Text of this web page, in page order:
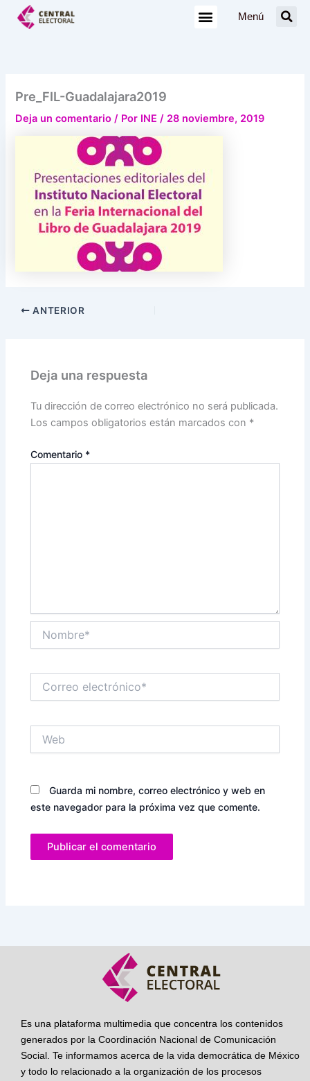
Menú
Pre_FIL-Guadalajara2019
Deja un comentario / Por INE/ 28 noviembre, 2019
ANTERIOR
Deja una respuesta
Tu dirección de correo electrónico no será publicada.
Los campos obligatorios están marcados con *
Comentario *
electrónico*
Guarda mi nombre, correo electrónico y web en
este navegador para la próxima vez que comente.
Es una plataforma multimedia que concentra los contenidos
generados por la Coordinación Nacional de Comunicación
Social. Te informamos acerca de la vida democrática de México
y todo lo relacionado a la organización de los procesos